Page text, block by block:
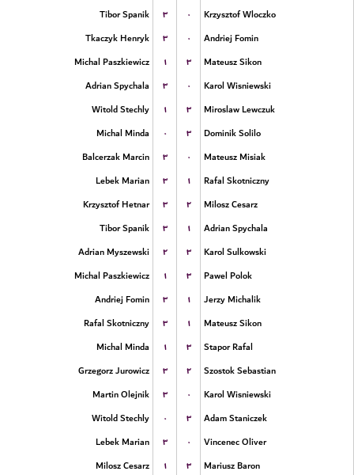
Tibor Spanik
۳ ۰
Krzysztof Wloczko
Tkaczyk Henryk
۳ ۰
Andriej Fomin
Michal Paszkiewicz
۱ ۳
Mateusz Sikon
Adrian Spychala
۳ ۰
Karol Wisniewski
Witold Stechly
۱ ۳
Miroslaw Lewczuk
Michal Minda
۰ ۳
Dominik Solilo
Balcerzak Marcin
۳ ۰
Mateusz Misiak
Lebek Marian
۳ ۱
Rafal Skotniczny
Krzysztof Hetnar
۳ ۲
Milosz Cesarz
Tibor Spanik
۳ ۱
Adrian Spychala
Adrian Myszewski
۲ ۳
Karol Sulkowski
Michal Paszkiewicz
۱ ۳
Pawel Polok
Andriej Fomin
۳ ۱
Jerzy Michalik
Rafal Skotniczny
۳ ۱
Mateusz Sikon
Michal Minda
۱ ۳
Stapor Rafal
Grzegorz Jurowicz
۳ ۲
Szostok Sebastian
Martin Olejnik
۳ ۰
Karol Wisniewski
Witold Stechly
۰ ۳
Adam Staniczek
Lebek Marian
۳ ۰
Vincenec Oliver
Milosz Cesarz
۱ ۳
Mariusz Baron